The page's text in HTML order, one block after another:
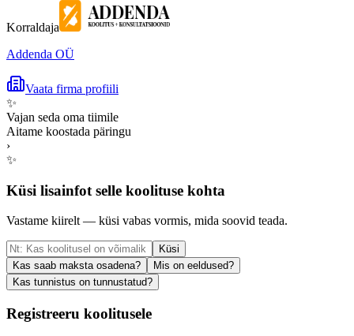
Korraldaja
Addenda OÜ
Vaata firma profiili
✨
Vajan seda oma tiimile
Aitame koostada päringu
›
✨
Küsi lisainfot selle koolituse kohta
Vastame kiirelt — küsi vabas vormis, mida soovid teada.
Küsi
Kas saab maksta osadena?
Mis on eeldused?
Kas tunnistus on tunnustatud?
Registreeru koolitusele